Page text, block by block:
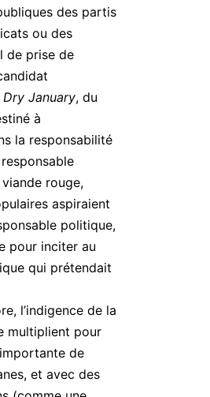
des partis
ou des
de prise de
Dry January, du
à
la responsabilité
rouge,
aspiraient
politique,
pour inciter au
qui prétendait
l’indigence de la
multiplient pour
de
et avec des